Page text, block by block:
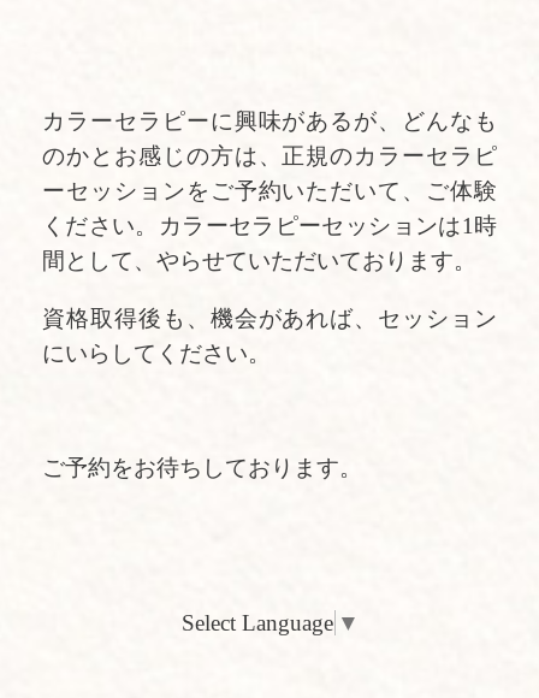
カラーセラピーに興味があるが、どんなも
のかとお感じの方は、正規のカラーセラピ
ーセッションをご予約いただいて、ご体験
ください。カラーセラピーセッションは1時
間として、やらせていただいております。
資格取得後も、機会があれば、セッション
にいらしてください。
ご予約をお待ちしております。
Select Language ▼